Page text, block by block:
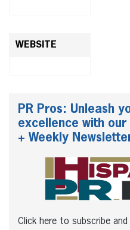
WEBSITE
PR Pros: Unleash
excellence with our
+ Weekly
Click here to subscribe